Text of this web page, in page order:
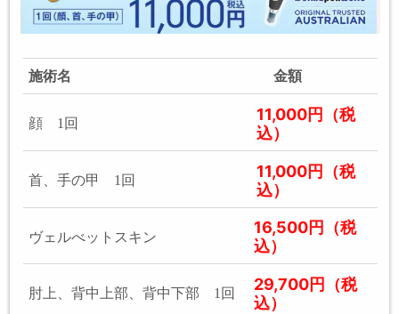
施術名 金額
顔 1回
11,000円（税
込）
首、手の甲 1回
11,000円（税
込）
ヴェルべットスキン
16,500円（税
込）
肘上、背中上部、背中下部 1回
29,700円（税
込）